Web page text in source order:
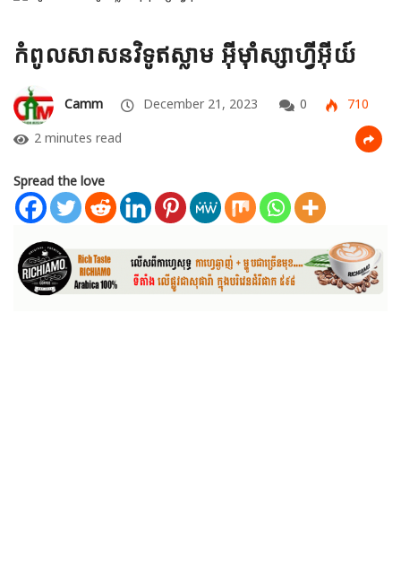
កំពូលសាសនវិទូឥស្លាម អ៊ីម៉ាំស្សាហ្វីអ៊ីយ៍
Camm December 21, 2023 0
710
2 minutes read
Spread the love